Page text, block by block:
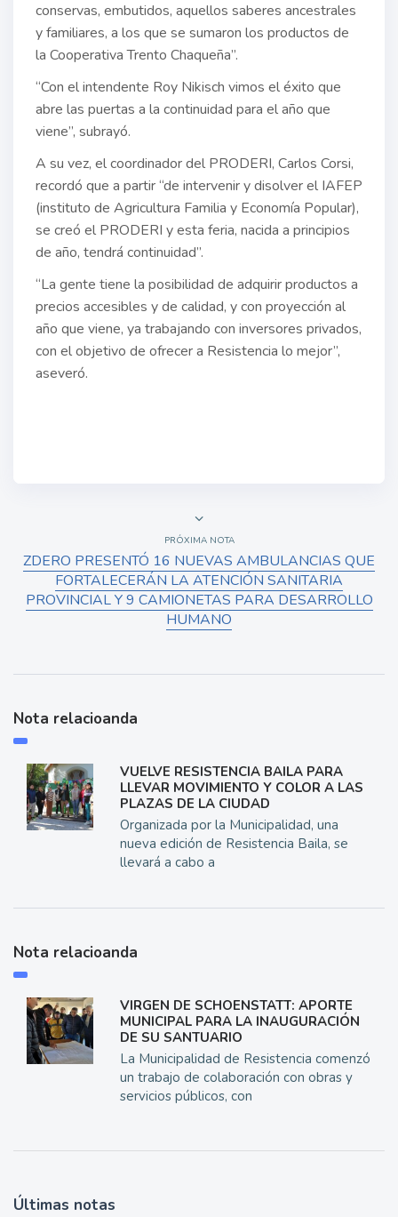
conservas, embutidos, aquellos saberes ancestrales
y familiares, a los que se sumaron los productos de
la Cooperativa Trento Chaqueña”.
“Con el intendente Roy Nikisch vimos el éxito que
abre las puertas a la continuidad para el año que
viene”, subrayó.
A su vez, el coordinador del PRODERI, Carlos Corsi,
recordó que a partir “de intervenir y disolver el IAFEP
(instituto de Agricultura Familia y Economía Popular),
se creó el PRODERI y esta feria, nacida a principios
de año, tendrá continuidad”.
“La gente tiene la posibilidad de adquirir productos a
precios accesibles y de calidad, y con proyección al
año que viene, ya trabajando con inversores privados,
con el objetivo de ofrecer a Resistencia lo mejor”,
aseveró.
PRÓXIMA NOTA
ZDERO PRESENTÓ 16 NUEVAS AMBULANCIAS QUE
FORTALECERÁN LA ATENCIÓN SANITARIA
PROVINCIAL Y 9 CAMIONETAS PARA DESARROLLO
HUMANO
Nota relacioanda
VUELVE RESISTENCIA BAILA PARA
LLEVAR MOVIMIENTO Y COLOR A LAS
PLAZAS DE LA CIUDAD
Organizada por la Municipalidad, una
nueva edición de Resistencia Baila, se
llevará a cabo a
Nota relacioanda
VIRGEN DE SCHOENSTATT: APORTE
MUNICIPAL PARA LA INAUGURACIÓN
DE SU SANTUARIO
La Municipalidad de Resistencia comenzó
un trabajo de colaboración con obras y
servicios públicos, con
Últimas notas